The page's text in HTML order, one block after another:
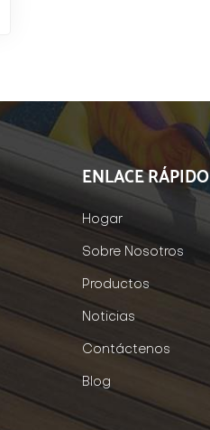
ENLACE RÁPIDO
Hogar
Sobre Nosotros
Productos
Noticias
Contáctenos
Blog